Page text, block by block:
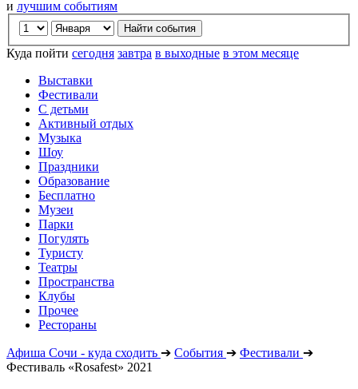
и лучшим событиям
Куда пойти сегодня завтра в выходные в этом месяце
Выставки
Фестивали
С детьми
Активный отдых
Музыка
Шоу
Праздники
Образование
Бесплатно
Музеи
Парки
Погулять
Туристу
Театры
Пространства
Клубы
Прочее
Рестораны
Афиша Сочи - куда сходить ➔ События ➔ Фестивали ➔
Фестиваль «Rosafest» 2021